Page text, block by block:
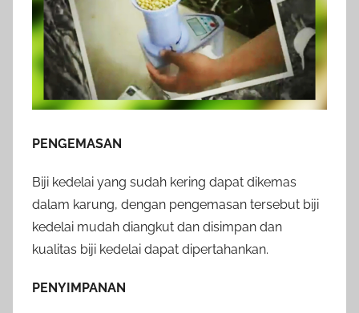
PENGEMASAN
Biji kedelai yang sudah kering dapat dikemas
dalam karung, dengan pengemasan tersebut biji
kedelai mudah diangkut dan disimpan dan
kualitas biji kedelai dapat dipertahankan.
PENYIMPANAN